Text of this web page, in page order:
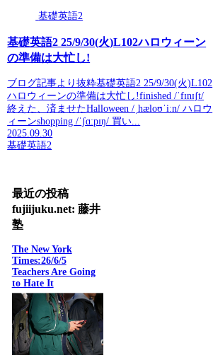
基礎英語2
基礎英語2 25/9/30(火)L102ハロウィーン
の準備は大忙し!
ブログ記事より抜粋基礎英語2 25/9/30(火)L102
ハロウィーンの準備は大忙し!finished /ˈfɪnɪʃt/
終えた、済ませたHalloween /ˌhæloʊˈiːn/ ハロウ
ィーンshopping /ˈʃɑːpɪŋ/ 買い...
2025.09.30
基礎英語2
最近の投稿
fujiijuku.net: 藤井
塾
The New York
Times:26/6/5
Teachers Are Going
to Hate It